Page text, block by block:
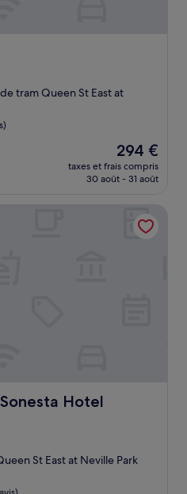
tram Queen St East at
Le
nouveau
prix
de
294 €
294 €
taxes et frais compris
30 août - 31 août
Hotel
Hotel Toronto
St East at Neville Park